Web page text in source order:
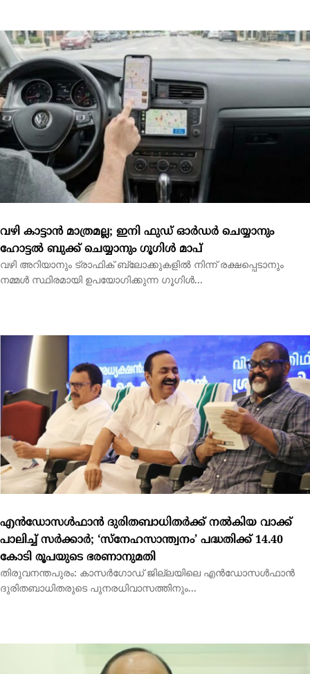
വഴി കാട്ടാന്‍ മാത്രമല്ല; ഇനി ഫുഡ് ഓര്‍ഡര്‍ ചെയ്യാനും
ഹോട്ടല്‍ ബുക്ക് ചെയ്യാനും ഗൂഗിള്‍ മാപ്‌
വഴി അറിയാനും ട്രാഫിക് ബ്ലോക്കുകളില്‍ നിന്ന് രക്ഷപ്പെടാനും
നമ്മള്‍ സ്ഥിരമായി ഉപയോഗിക്കുന്ന ഗൂഗിള്‍...
എന്‍ഡോസള്‍ഫാന്‍ ദുരിതബാധിതര്‍ക്ക് നല്‍കിയ വാക്ക്
പാലിച്ച് സര്‍ക്കാര്‍; ‘സ്നേഹസാന്ത്വനം’ പദ്ധതിക്ക് 14.40
കോടി രൂപയുടെ ഭരണാനുമതി
തിരുവനന്തപുരം: കാസര്‍ഗോഡ് ജില്ലയിലെ എന്‍ഡോസള്‍ഫാന്‍
ദുരിതബാധിതരുടെ പുനരധിവാസത്തിനും...